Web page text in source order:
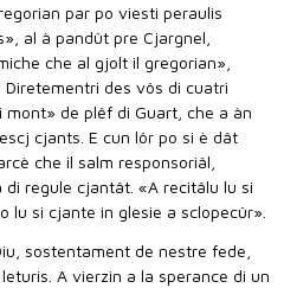
par po viesti peraulis
al à pandût pre Cjargnel,
che al gjolt il gregorian»,
des vôs di cuatri
mont» de plêf di Guart, che a àn
cjants. E cun lôr po si è dât
che il salm responsoriâl,
regule cjantât. «A recitâlu lu si
lu si cjante in glesie a sclopecûr».
sostentament de nestre fede,
A vierzin a la sperance di un